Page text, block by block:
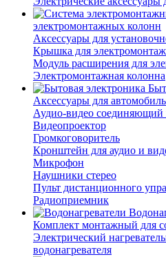
электромонтажных колонн
Аксессуары для
Крышка для
Модуль расширения для
Электромонтажная колонна
Аксессуары для
Аудио-видео соединяющий
Видеопроектор
Громкоговоритель
Кронштейн для аудио и
Микрофон
Наушники стерео
Пульт дистанционного
Радиоприемник
Комплект монтажный для
Электрический
водонагревателя